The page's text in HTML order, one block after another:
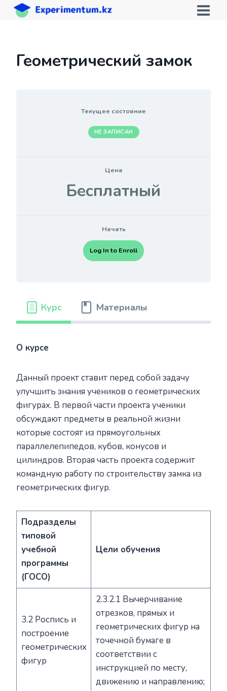
Перейти
Геометрический замок
Текущее состояние
НЕ ЗАПИСАН
Цена
Бесплатный
Начать
Log In to Enroll
Курс Материалы
О курсе
Данный проект ставит перед собой задачу
улучшить знания учеников о геометрических
фигурах. В первой части проекта ученики
обсуждают предметы в реальной жизни
которые состоят из прямоугольных
параллелепипедов, кубов, конусов и
цилиндров. Вторая часть проекта содержит
командную работу по строительству замка из
геометрических фигур.
Подразделы
типовой
учебной
программы
(ГОСО)
Цели обучения
3.2 Роспись и
построение
геометрических
фигур
2.3.2.1 Вычерчивание
отрезков, прямых и
геометрических фигур на
точечной бумаге в
соответствии с
инструкцией по месту,
движению и направлению;